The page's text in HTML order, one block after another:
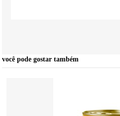
você pode gostar também